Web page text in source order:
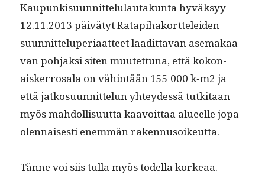
Kaupunkisu­un­nit­telu­lau­takun­ta hyväksyy
12.11.2013 päivä­tyt Rat­api­hako­rt­telei­den
suun­nit­telu­pe­ri­aat­teet laa­dit­ta­van ase­makaa­
van poh­jak­si siten muutet­tuna, että kokon­
aisker­rosala on vähin­tään 155 000 k‑m2 ja
että jatko­su­un­nit­telun yhtey­dessä tutk­i­taan
myös mah­dol­lisu­ut­ta kaavoit­taa alueelle jopa
olen­nais­es­ti enem­män rakennusoikeutta.
Tänne voi siis tul­la myös todel­la korkeaa.